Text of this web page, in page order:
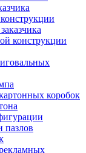
конструкции
коробок